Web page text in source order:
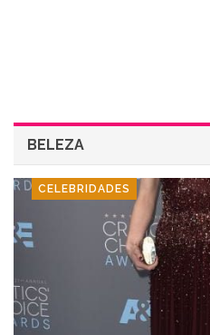
BELEZA
CELEBRIDADES